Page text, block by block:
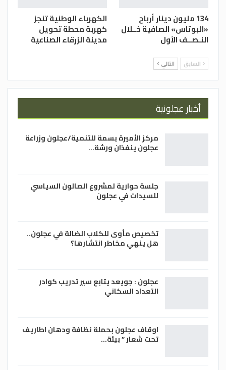
134 مليون دينار أرباح
«البوتاس» الصافية خــلال
النـصــف الأول
الكهرباء الوطنية تنجز
كهربة محطة تحويل
مدينة الزرقاء الصناعية
السابق التالي
أخبار عجلونية
مركز الأميرة بسمة للتنمية/عجلون وزراعة
عجلون ينفذان ورشة…
جلسة حوارية لمشروع الصالون السياسي
للسيدات في عجلون
تخصيص مأوى للكلاب الضالة في عجلون..
هل ينهي مخاطر انتشارها؟
عجلون : جويعد يتابع سير تدريب كوادر
التعداد السكاني
اوقاف عجلون بحملة نظافة ودهان اطاريف
تحت شعار ” بيئة…